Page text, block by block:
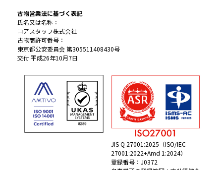
古物営業法に基づく表記
氏名又は名称：
コアスタッフ株式会社
古物商許可番号：
東京都公安委員会 第305511408430号
交付 平成26年10月7日
JIS Q 27001:2025（ISO/IEC
27001:2022+Amd 1:2024）
登録番号：J0372